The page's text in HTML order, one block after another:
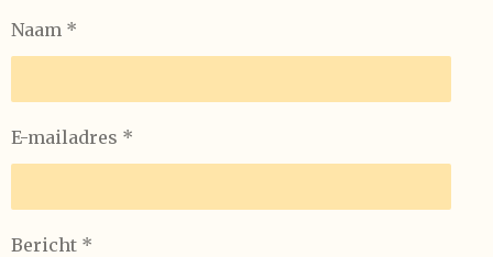
Naam *
E-mailadres *
Bericht *